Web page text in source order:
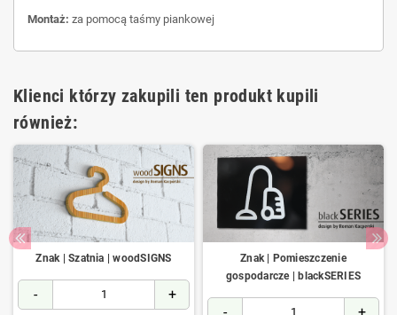
Montaż: za pomocą taśmy piankowej
Klienci którzy zakupili ten produkt kupili
również:
Znak | Szatnia | woodSIGNS
- +
Znak | Pomieszczenie
gospodarcze | blackSERIES